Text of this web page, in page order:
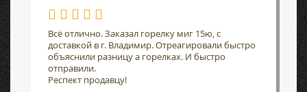
Всё отлично. Заказал горелку миг 15ю, с
доставкой в г. Владимир. Отреагировали быстро
объяснили разницу а горелках. И быстро
отправили.
Респект продавцу!